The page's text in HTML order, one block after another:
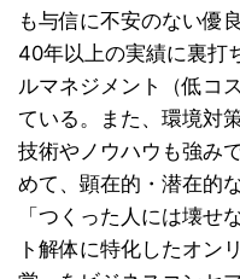
も与信に不安のない優
40年以上の実績に裏打
ルマネジメント（低コ
ている。また、環境対
技術やノウハウも強み
めて、顕在的・潜在的
「つくった人には壊せ
ト解体に特化したオン